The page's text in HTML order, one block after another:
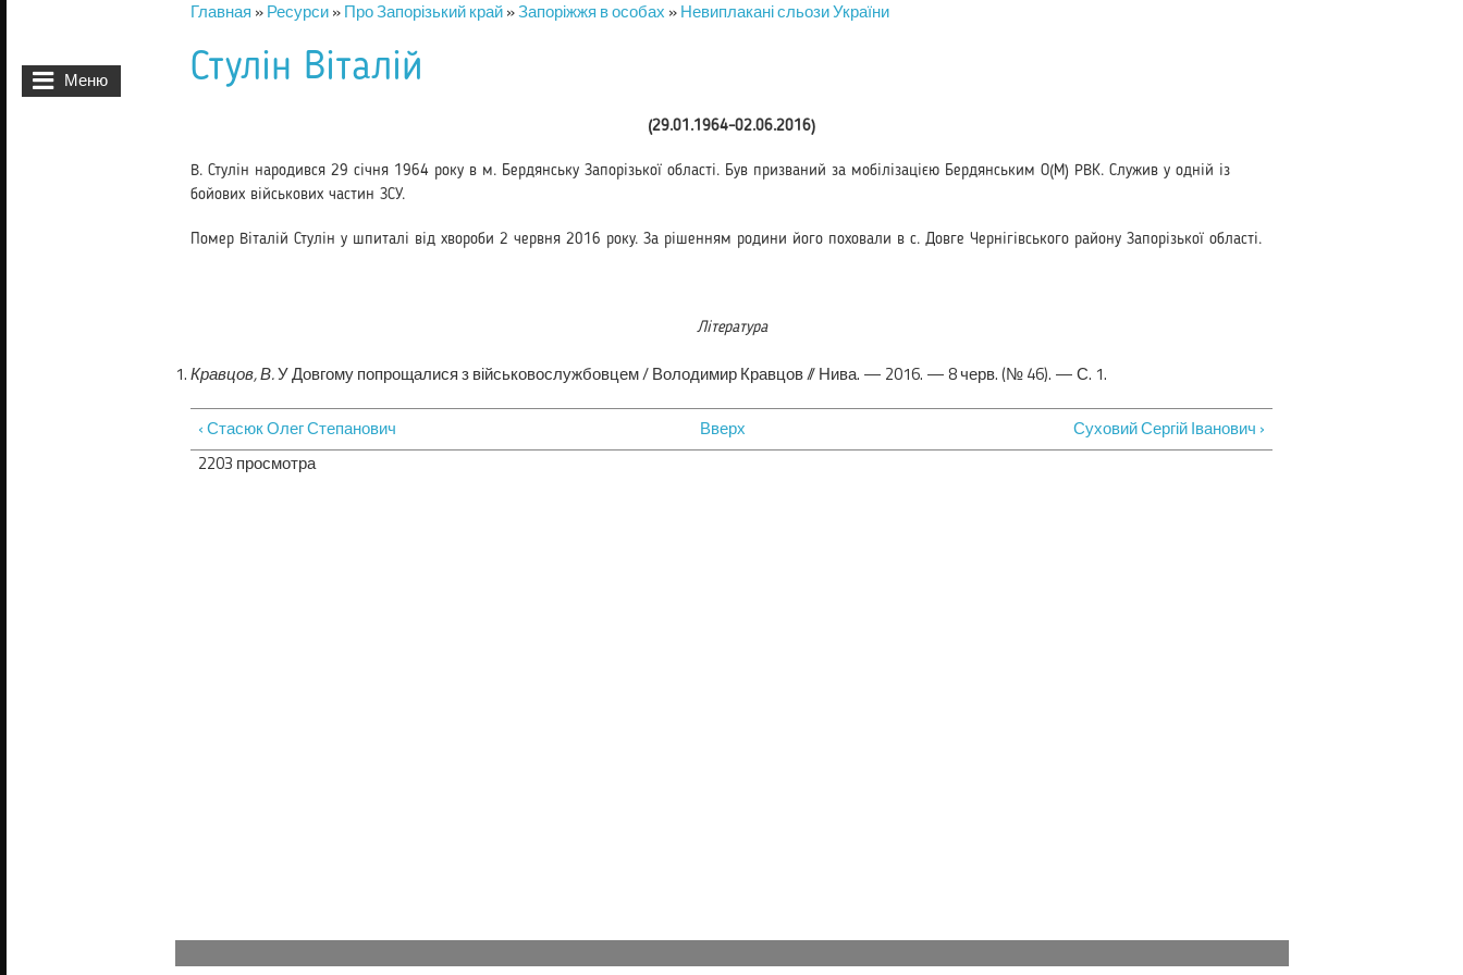
Меню
Главная »Ресурси»Про Запорізький край»Запоріжжя в особах »Невиплакані сльози України
Стулін Віталій
(29.01.1964–02.06.2016)
В. Стулін народився 29 січня 1964 року в м. Бердянську Запо­різької області. Був призваний за мобілізацією Бердянським О(М) РВК. Служив у одній із
бойових військових частин ЗСУ.
Помер Віталій Стулін у шпиталі від хвороби 2 червня 2016 ро­ку. За рішенням родини його поховали в с. Довге Чернігівського району Запорізької області.
Література
Кравцов, В.У Довгому попрощалися з військовослужбовцем / Володимир Кравцов // Нива. — 2016. — 8 черв. (№ 46). — С. 1.
‹ Стасюк Олег Степанович Вверх
Суховий Сергій Іванович ›
2203 просмотра